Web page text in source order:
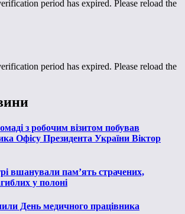
period has expired. Please reload the
period has expired. Please reload the
з робочим візитом побував
Офісу Президента України Віктор
вшанували пам’ять страчених,
у полоні
День медичного працівника